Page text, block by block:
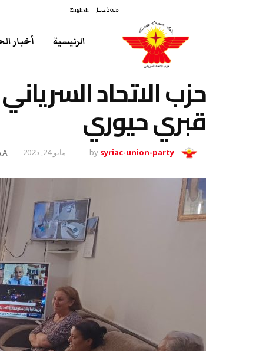
ܣܘܪܝܝܐ English
الرئيسية أخبار
حزب الاتحاد
قبري حيوري
by syriac-union-party مايو 24, 2025 A